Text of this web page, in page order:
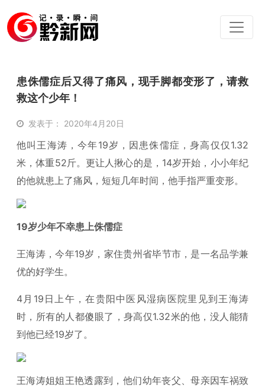
患侏儒症后又得了痛风，现手脚都变形了，请救
救这个少年！
发表于： 2020年4月20日
他叫王海涛，今年19岁，因患侏儒症，身高仅仅1.32
米，体重52斤。更让人揪心的是，14岁开始，小小年纪
的他就患上了痛风，短短几年时间，他手指严重变形。
19岁少年不幸患上侏儒症
王海涛，今年19岁，家住贵州省毕节市，是一名品学兼
优的好学生。
4月19日上午，在贵阳中医风湿病医院里见到王海涛
时，所有的人都傻眼了，身高仅1.32米的他，没人能猜
到他已经19岁了。
王海涛姐姐王艳透露到，他们幼年丧父、母亲因车祸致